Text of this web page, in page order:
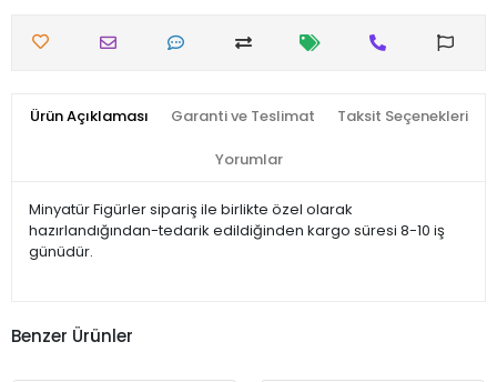
Ürün Açıklaması Garanti ve Teslimat Taksit Seçenekleri
Yorumlar
Minyatür Figürler sipariş ile birlikte özel olarak
hazırlandığından-tedarik edildiğinden kargo süresi 8-10 iş
günüdür.
Benzer Ürünler